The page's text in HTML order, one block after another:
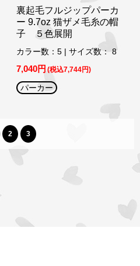
裏起毛フルジップパーカ
ー 9.7oz 猫ザメ毛糸の帽
子 ５色展開
カラー数：5 | サイズ数： 8
7,040円 (税込7,744円)
パーカー
2 3